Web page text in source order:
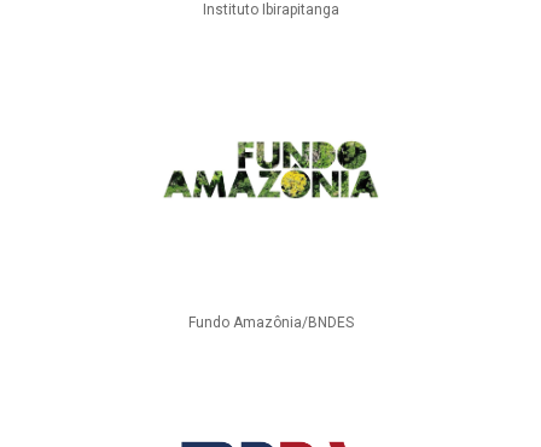
Instituto Ibirapitanga
Fundo Amazônia/BNDES